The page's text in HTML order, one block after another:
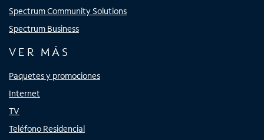
Spectrum Community Solutions
Spectrum Business
VER MÁS
Paquetes y promociones
Internet
TV
Teléfono Residencial